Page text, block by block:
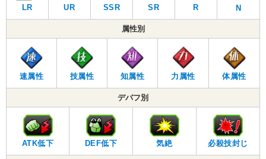
LR UR SSR SR R N
属性別
速属性 技属性 知属性 力属性 体属性
デバフ別
ATK低下 DEF低下 気絶 必殺技封じ